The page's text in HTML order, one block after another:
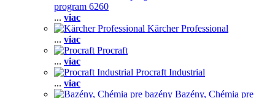
program 6260
... viac
Kärcher Professional
... viac
Procraft
... viac
Procraft Industrial
... viac
Bazény, Chémia pre